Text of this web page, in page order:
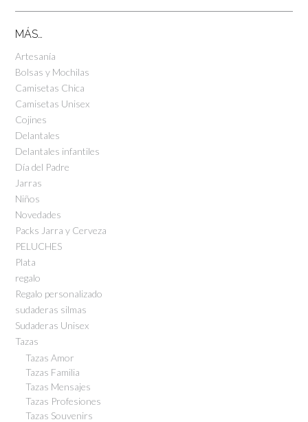
MÁS…
Artesanía
Bolsas y Mochilas
Camisetas Chica
Camisetas Unisex
Cojines
Delantales
Delantales infantiles
Día del Padre
Jarras
Niños
Novedades
Packs Jarra y Cerveza
PELUCHES
Plata
regalo
Regalo personalizado
sudaderas silmas
Sudaderas Unisex
Tazas
Tazas Amor
Tazas Familia
Tazas Mensajes
Tazas Profesiones
Tazas Souvenirs